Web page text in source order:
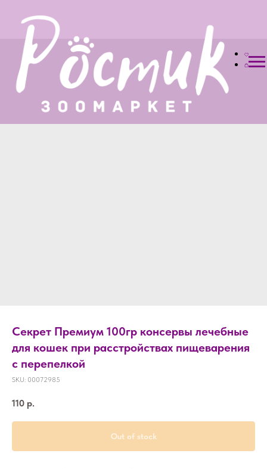
Секрет Премиум 100гр консервы лечебные
для кошек при расстройствах пищеварения
с перепелкой
SKU: 00072985
110 р.
Out of stock